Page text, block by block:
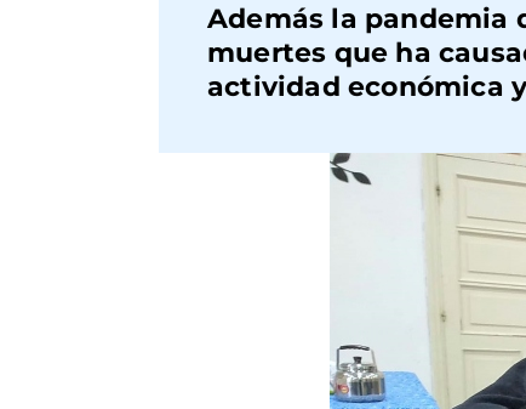
Además la pandemia
muertes que ha
actividad económica